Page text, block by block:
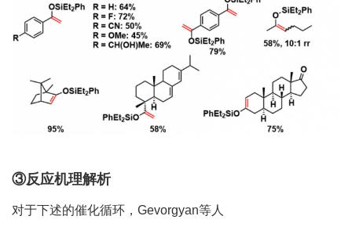
③反应机理解析
对于下述的催化循环，Gevorgyan等人